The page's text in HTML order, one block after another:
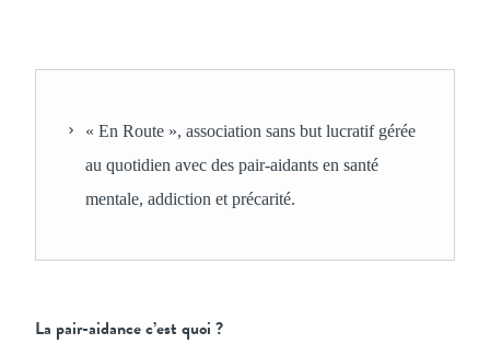
« En Route », association sans but lucratif gérée
au quotidien avec des pair-aidants en santé
mentale, addiction et précarité.
La pair-aidance c’est quoi ?